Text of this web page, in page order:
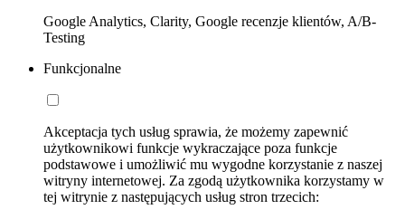
Google Analytics, Clarity, Google recenzje klientów, A/B-
Testing
Funkcjonalne
Akceptacja tych usług sprawia, że możemy zapewnić
użytkownikowi funkcje wykraczające poza funkcje
podstawowe i umożliwić mu wygodne korzystanie z naszej
witryny internetowej. Za zgodą użytkownika korzystamy w
tej witrynie z następujących usług stron trzecich: